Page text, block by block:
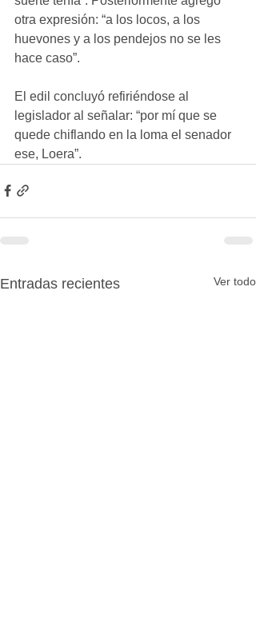
otra expresión: “a los locos, a los
huevones y a los pendejos no se les
hace caso”.
El edil concluyó refiriéndose al
legislador al señalar: “por mí que se
quede chiflando en la loma el senador
ese, Loera”.
Entradas recientes Ver todo